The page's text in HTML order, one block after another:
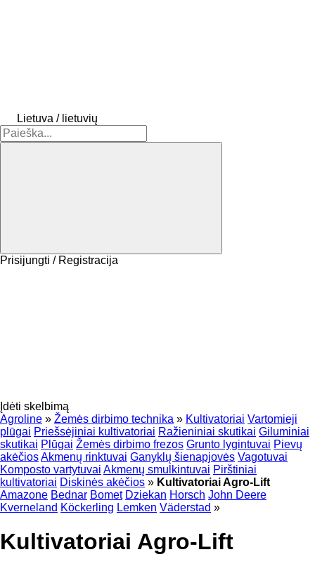
Lietuva / lietuvių
Prisijungti / Registracija
Įdėti skelbimą
Agroline » Žemės dirbimo technika » Kultivatoriai Vartomieji
plūgai Priešsėjiniai kultivatoriai Ražieniniai skutikai Giluminiai
skutikai Plūgai Žemės dirbimo frezos Grunto lygintuvai Pievų
akėčiosAkmenų rinktuvai Ganyklų šienapjovės Vagotuvai
Komposto vartytuvai Akmenų smulkintuvai Pirštiniai
kultivatoriai Diskinės akėčios » Kultivatoriai Agro-Lift
Amazone Bednar Bomet Dziekan Horsch John Deere
Kverneland Köckerling Lemken Väderstad »
Kultivatoriai Agro-Lift